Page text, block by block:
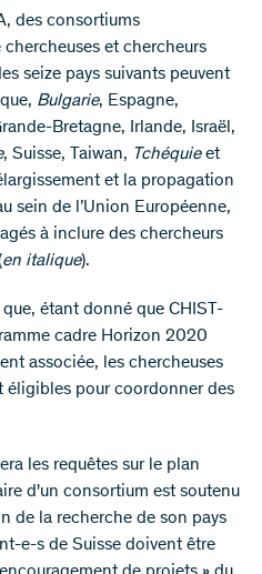
des consortiums
et chercheurs
seize pays suivants peuvent
Bulgarie, Espagne,
Bretagne, Irlande, Israël,
, Suisse, Taiwan, Tchéquieet
et la propagation
sein de l’Union Européenne,
à inclure des chercheurs
en italique).
étant donné que CHIST-
cadre Horizon 2020
associée, les chercheuses
éligibles pour coordonner des
les requêtes sur le plan
d'un consortium est soutenu
de la recherche de son pays
e-s de Suisse doivent être